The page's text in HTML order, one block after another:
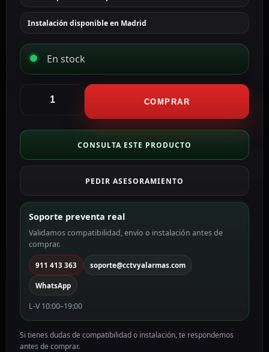
Instalación disponible en Madrid
En stock
para
de
luz
color
marfil
AJ-
SIDEBUTTON-
2G-
IVO
cantidad
COMPRAR
CONSULTA ESTE PRODUCTO
PEDIR ASESORAMIENTO
Soporte preventa real
Validamos compatibilidad, envío o instalación antes de
comprar.
911 413 363 soporte@cctvyalarmas.com
WhatsApp
L-V 10:00–19:00
Si tienes dudas de compatibilidad o instalación, te respondemos
antes de comprar.